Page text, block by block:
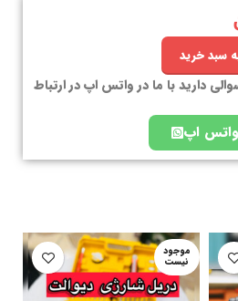
سبد خرید
دارید با ما در واتس اپ در ارتباط
واتس اپ
موجود
نیست